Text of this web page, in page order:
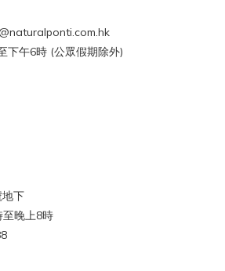
下午6時 (公眾假期除外)
下
至晚上8時